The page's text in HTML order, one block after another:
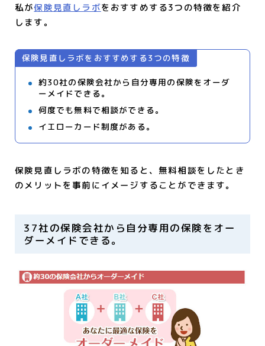
私が保険見直しラボをおすすめする3つの特徴を紹介
します。
保険見直しラボをおすすめする3つの特徴
約30社の保険会社から自分専用の保険をオーダ
ーメイドできる。
何度でも無料で相談ができる。
イエローカード制度がある。
保険見直しラボの特徴を知ると、無料相談をしたとき
のメリットを事前にイメージすることができます。
37社の保険会社から自分専用の保険をオー
ダーメイドできる。